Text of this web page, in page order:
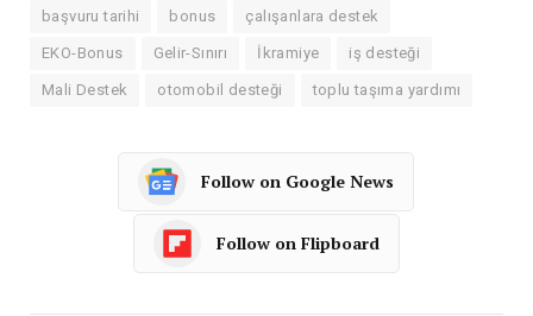
başvuru tarihi bonus çalışanlara destek
EKO-Bonus Gelir-Sınırı İkramiye iş desteği
Mali Destek otomobil desteği toplu taşıma yardımı
Follow on Google News
Follow on Flipboard